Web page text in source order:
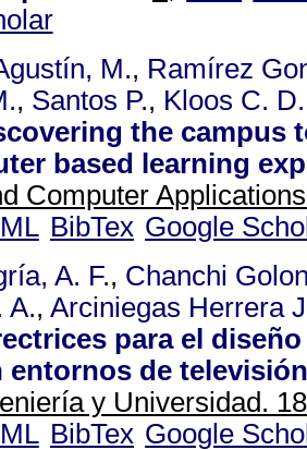
M., Ramírez
, Santos P., Kloos C. D.
the campus
based learning
Computer
BibTex Google
A. F., Chanchi
A., Arciniegas Herrera
para el
entornos de
y Universidad. 18
BibTex Google